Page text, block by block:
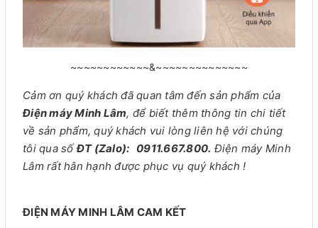
~~~~~~~~~~~~&~~~~~~~~~~~~~~
Cảm ơn quý khách đã quan tâm đến sản phẩm của
Điện máy Minh Lâm, để biết thêm thông tin chi tiết
về sản phẩm, quý khách vui lòng liên hệ với chúng
tôi qua sốĐT (Zalo): 0911.667.800. Điện máy Minh
Lâm rất hân hạnh được phục vụ quý khách !
ĐIỆN MÁY MINH LÂM CAM KẾT